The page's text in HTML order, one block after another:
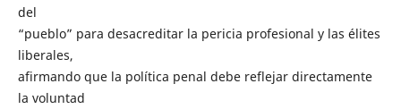
del
“pueblo” para desacreditar la pericia profesional y las élites
liberales,
afirmando que la política penal debe reflejar directamente
la voluntad